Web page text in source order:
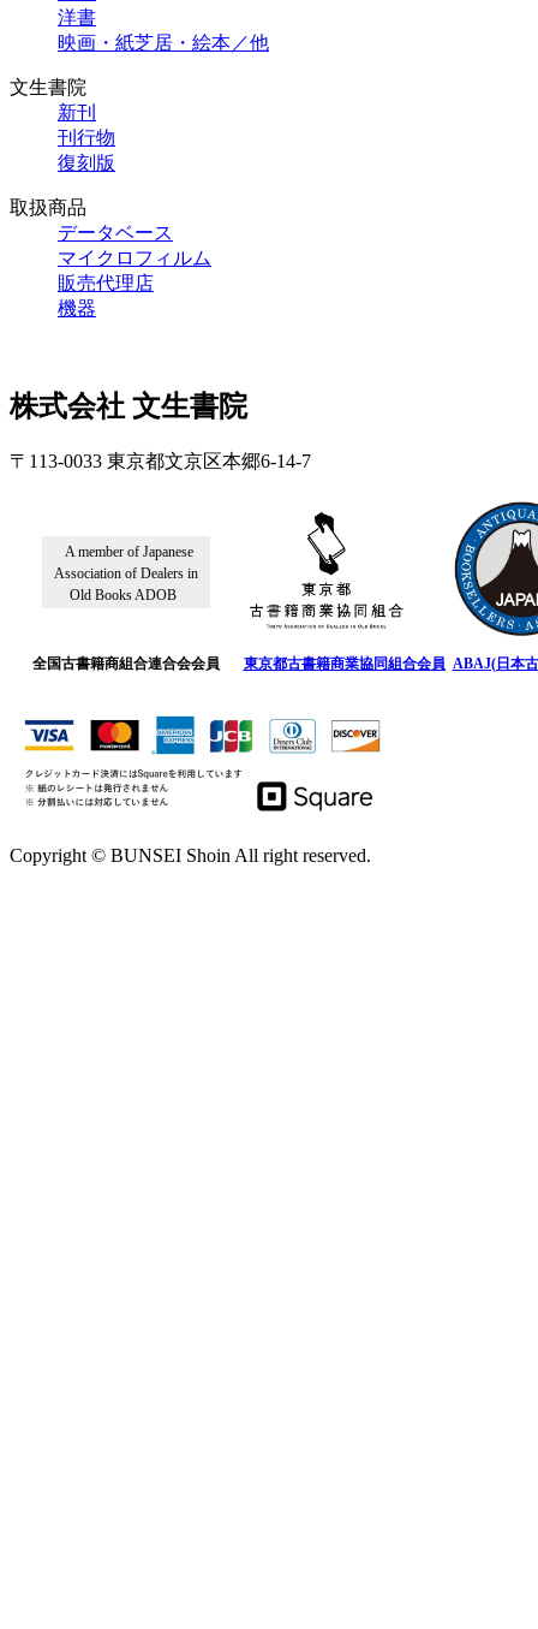
洋書
映画・紙芝居・絵本／他
文生書院
新刊
刊行物
復刻版
取扱商品
データベース
マイクロフィルム
販売代理店
機器
株式会社 文生書院
〒113-0033 東京都文京区本郷6-14-7
A member of Japanese
Association of Dealers in
Old Books ADOB
全国古書籍商組合連合会会員 東京都古書籍商業協同組合会員 ABAJ(日本
Copyright © BUNSEI Shoin All right reserved.